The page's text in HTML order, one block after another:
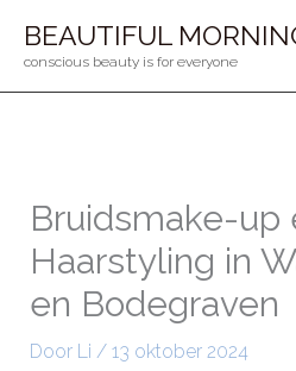
naarBEAUTIFUL
conscious beauty is for everyone
Bruidsmake-up
Haarstyling in
en Bodegraven
Door Li / 13 oktober 2024